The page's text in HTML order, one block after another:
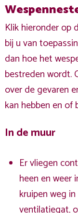
Klik hieronder op
bij u van
dan hoe het
bestreden wordt.
over de gevaren
kan hebben en of
In de muur
Er vliegen
heen en weer
kruipen weg